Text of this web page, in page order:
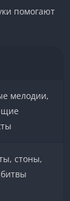
помогают
мелодии,
стоны,